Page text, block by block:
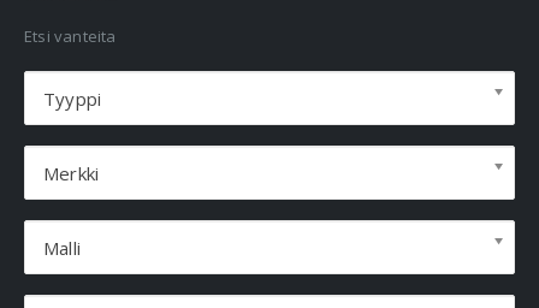
Etsi vanteita
Tyyppi
Merkki
Malli